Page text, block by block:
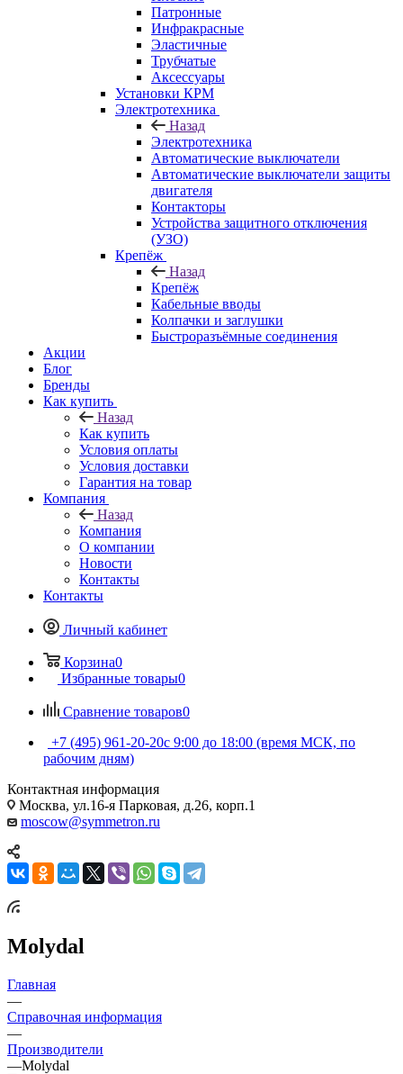
Патронные
Инфракрасные
Эластичные
Трубчатые
Аксессуары
Установки КРМ
Электротехника
Назад
Электротехника
Автоматические выключатели
Автоматические выключатели защиты
двигателя
Контакторы
Устройства защитного отключения
(УЗО)
Крепёж
Назад
Крепёж
Кабельные вводы
Колпачки и заглушки
Быстроразъёмные соединения
Акции
Блог
Бренды
Как купить
Назад
Как купить
Условия оплаты
Условия доставки
Гарантия на товар
Компания
Назад
Компания
О компании
Новости
Контакты
Контакты
Личный кабинет
Корзина0
Избранные товары0
Сравнение товаров0
+7 (495) 961-20-20с 9:00 до 18:00 (время МСК, по
рабочим дням)
Контактная информация
Москва, ул.16-я Парковая, д.26, корп.1
moscow@symmetron.ru
Molydal
Главная
—
Справочная информация
—
Производители
—Molydal